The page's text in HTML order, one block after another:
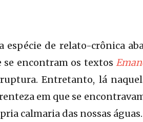
espécie de relato-crônica
se encontram os textos
Entretanto, lá
em que se
calmaria das nossas águas.